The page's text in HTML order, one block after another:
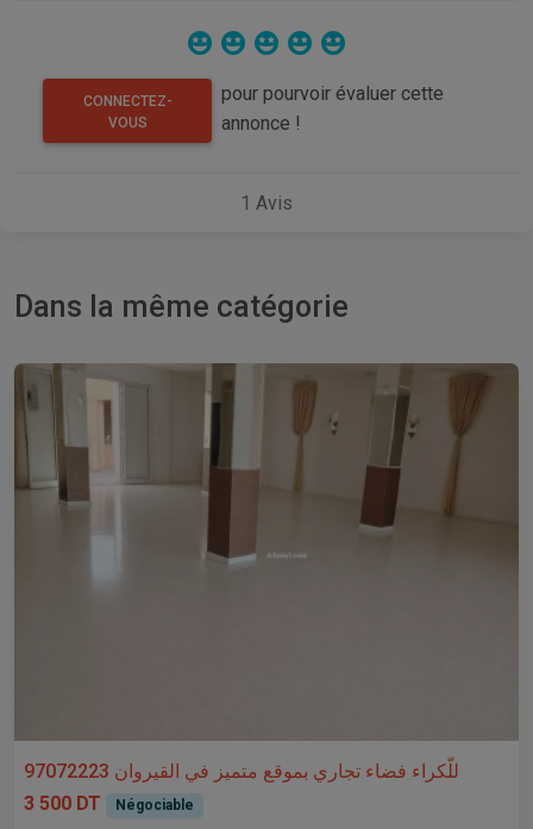
CONNECTEZ-
VOUS
pour pourvoir évaluer cette
annonce !
1 Avis
Dans la même catégorie
للّكراء فضاء تجاري بموقع متميز في القيروان 97072223
3 500 DT
Négociable